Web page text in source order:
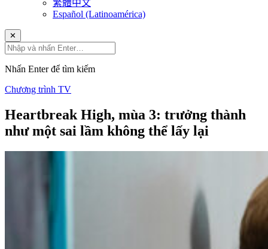
繁體中文
Español (Latinoamérica)
✕
Nhấn Enter để tìm kiếm
Chương trình TV
Heartbreak High, mùa 3: trưởng thành
như một sai lầm không thể lấy lại